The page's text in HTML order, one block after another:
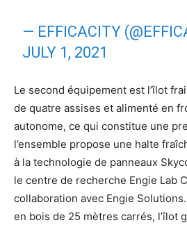
— EFFICACITY
JULY 1, 2021
Le second équipement est l’îlot
de quatre assises et alimenté en
autonome, ce qui constitue une
l’ensemble propose une halte
à la technologie de panneaux
le centre de recherche Engie Lab
collaboration avec Engie
en bois de 25 mètres carrés, l’îlot